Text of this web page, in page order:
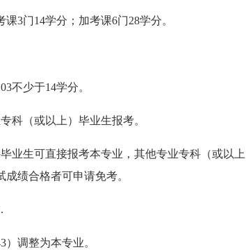
3门14学分；加考课6门28学分。
少于14学分。
（或以上）毕业生报考。
生可直接报考本专业，其他专业专科（或以上
绩合格者可申请免考。
调整为本专业。